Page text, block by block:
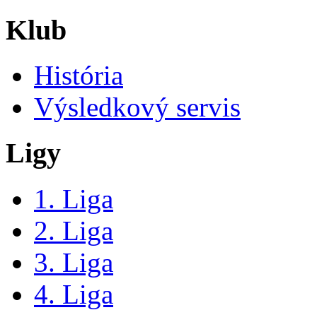
Klub
História
Výsledkový servis
Ligy
1. Liga
2. Liga
3. Liga
4. Liga